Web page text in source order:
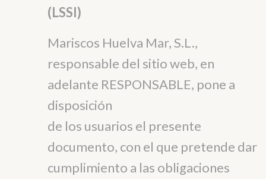
(LSSI)
Mariscos Huelva Mar, S.L.,
responsable del sitio web, en
adelante RESPONSABLE, pone a
disposición
de los usuarios el presente
documento, con el que pretende dar
cumplimiento a las obligaciones